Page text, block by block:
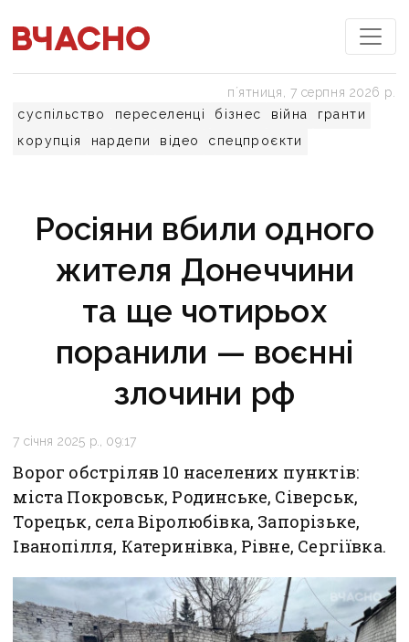
суспільство переселенці бізнес війна
гранти
корупція
нардепи відео спецпроєкти
пʼятниця, 7 серпня 2026 р.
Росіяни вбили одного
жителя Донеччини
та ще чотирьох
поранили — воєнні
злочини рф
7 січня 2025 р., 09:17
Ворог обстріляв 10 населених пунктів:
міста Покровськ, Родинське, Сіверськ,
Торецьк, села Віролюбівка, Запорізьке,
Іванопілля, Катеринівка, Рівне, Сергіївка.